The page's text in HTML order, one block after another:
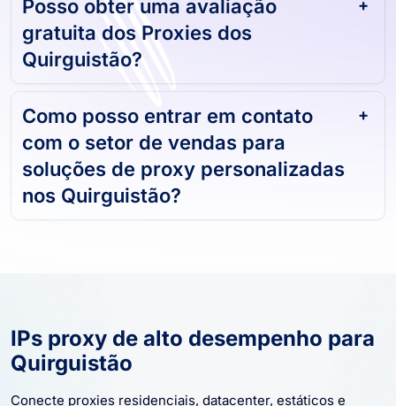
gratuita dos Proxies dos
Quirguistão?
Como posso entrar em contato
com o setor de vendas para
soluções de proxy personalizadas
nos Quirguistão?
IPs proxy de alto desempenho para
Quirguistão
Conecte proxies residenciais, datacenter, estáticos e